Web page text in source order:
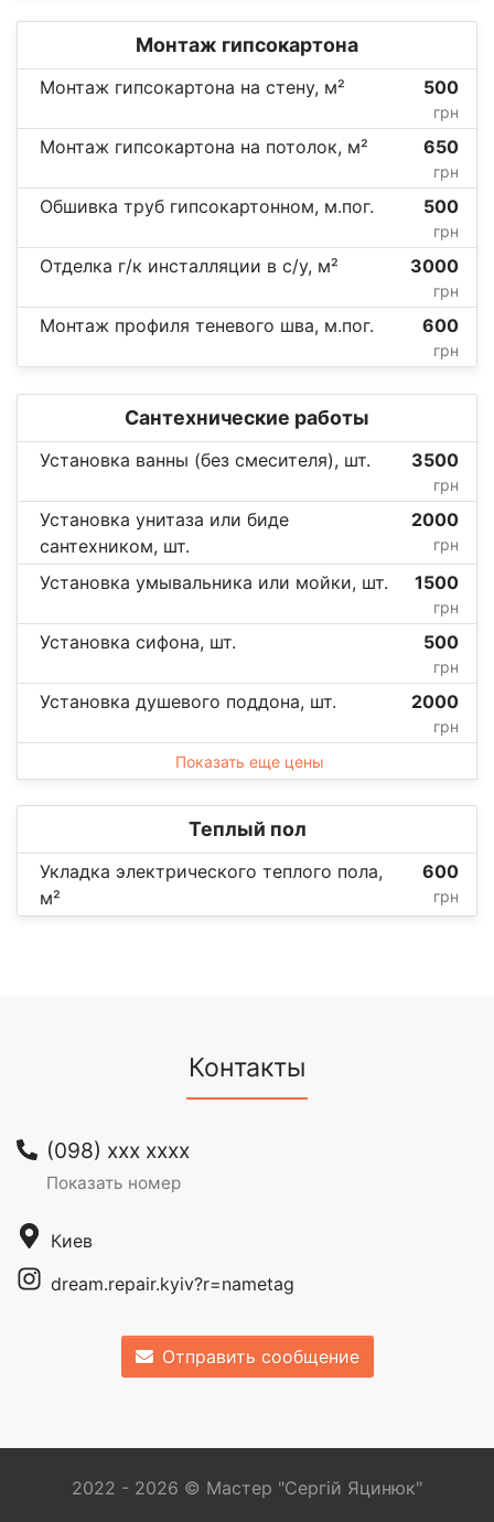
Монтаж гипсокартона
Монтаж гипсокартона на стену, м² 500
грн
Монтаж гипсокартона на потолок, м² 650
грн
Обшивка труб гипсокартонном, м.пог. 500
грн
Отделка г/к инсталляции в с/у, м² 3000
грн
Монтаж профиля теневого шва, м.пог. 600
грн
Сантехнические работы
Установка ванны (без смесителя), шт. 3500
грн
Установка унитаза или биде
сантехником, шт.
2000
грн
Установка умывальника или мойки, шт. 1500
грн
Установка сифона, шт. 500
грн
Установка душевого поддона, шт. 2000
грн
Показать еще цены
Теплый пол
Укладка электрического теплого пола,
м²
600
грн
Контакты
(098) xxx xxxx
Показать номер
Киев
dream.repair.kyiv?r=nametag
Отправить сообщение
2022 - 2026 © Мастер "Сергій Яцинюк"